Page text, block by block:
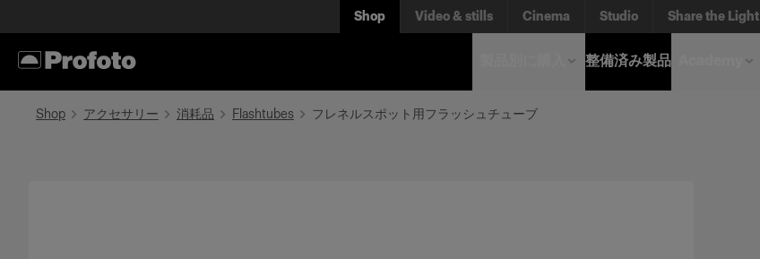
Shop Video & stills Cinema Studio Share the Light
整備済み製品
Shop アクセサリー 消耗品 Flashtubes フレネルスポット用フラッシュチューブ